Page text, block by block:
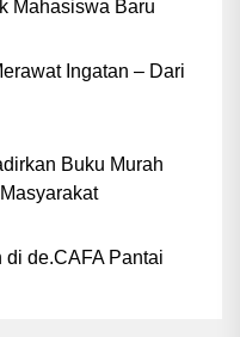
Mahasiswa Baru
Ingatan – Dari
Buku Murah
de.CAFA Pantai